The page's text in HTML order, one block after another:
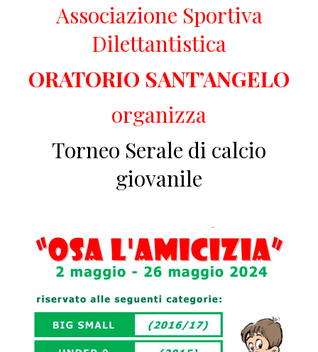
Associazione Sportiva
Dilettantistica
ORATORIO SANT’ANGELO
organizza
Torneo Serale di calcio
giovanile